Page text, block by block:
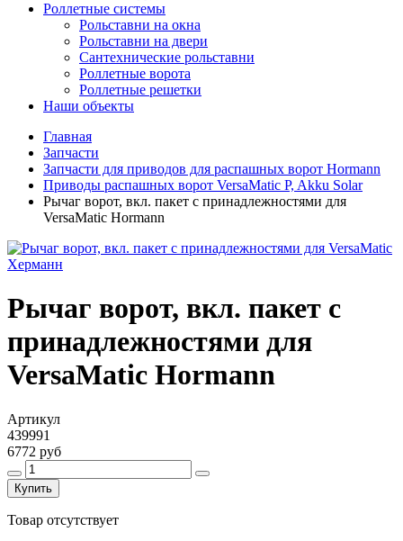
Роллетные системы
Рольставни на окна
Рольставни на двери
Сантехнические рольставни
Роллетные ворота
Роллетные решетки
Наши объекты
Главная
Запчасти
Запчасти для приводов для распашных ворот Hormann
Приводы распашных ворот VersaMatic P, Akku Solar
Рычаг ворот, вкл. пакет с принадлежностями для
VersaMatic Hormann
Рычаг ворот, вкл. пакет с
принадлежностями для
VersaMatic Hormann
Артикул
439991
6772 руб
Купить
Товар отсутствует